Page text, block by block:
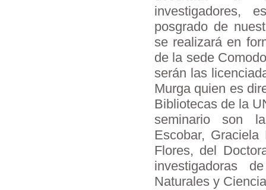
investigadores,
posgrado de
se realizará en
de la sede
serán las
Murga quien es
Bibliotecas de la
seminario son
Escobar,
Flores, del
investigadoras
Naturales y